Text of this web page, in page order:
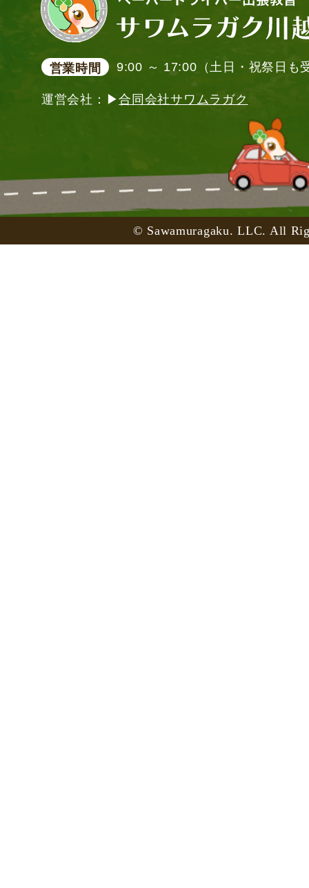
営業時間 9:00 ～ 17:00（土日・祝祭日も
運営会社：▶合同会社サワムラガク
© Sawamuragaku. LLC. All